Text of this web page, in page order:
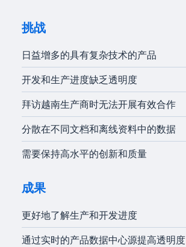
挑战
日益增多的具有复杂技术的产品
开发和生产进度缺乏透明度
拜访越南生产商时无法开展有效合作
分散在不同文档和离线资料中的数据
需要保持高水平的创新和质量
成果
更好地了解生产和开发进度
通过实时的产品数据中心源提高透明度